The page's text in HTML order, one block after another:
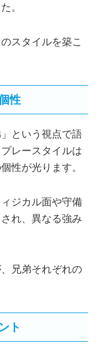
。
スタイルを築こ
性
という視点で語
レースタイルは
性が光ります。
ジカル面や守備
れ、異なる強み
兄弟それぞれの
ト